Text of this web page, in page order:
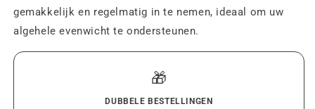
gemakkelijk en regelmatig in te nemen, ideaal om uw
algehele evenwicht te ondersteunen.
🎁
DUBBELE BESTELLINGEN